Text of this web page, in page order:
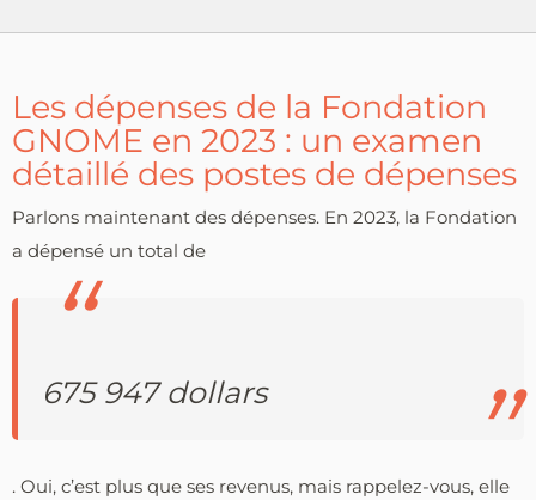
Les dépenses de la Fondation
GNOME en 2023 : un examen
détaillé des postes de dépenses
Parlons maintenant des dépenses. En 2023, la Fondation
a dépensé un total de
675 947 dollars
. Oui, c’est plus que ses revenus, mais rappelez-vous, elle